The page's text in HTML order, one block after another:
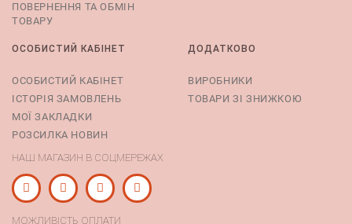
ПОВЕРНЕННЯ ТА ОБМІН
ТОВАРУ
ОСОБИСТИЙ КАБІНЕТ
ОСОБИСТИЙ КАБІНЕТ
ІСТОРІЯ ЗАМОВЛЕНЬ
МОЇ ЗАКЛАДКИ
РОЗСИЛКА НОВИН
ДОДАТКОВО
ВИРОБНИКИ
ТОВАРИ ЗІ ЗНИЖКОЮ
НАШ МАГАЗИН В СОЦМЕРЕЖАХ
МОЖЛИВІСТЬ ОПЛАТИ